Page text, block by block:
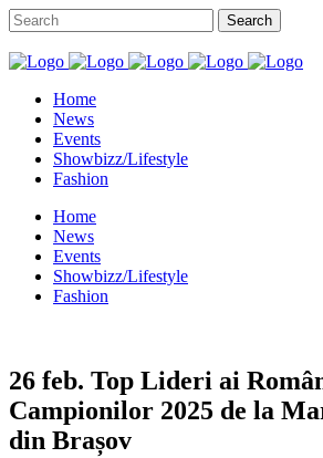
Home
News
Events
Showbizz/Lifestyle
Fashion
Home
News
Events
Showbizz/Lifestyle
Fashion
26 feb. Top Lideri ai
Campionilor 2025 de la
din Brașov